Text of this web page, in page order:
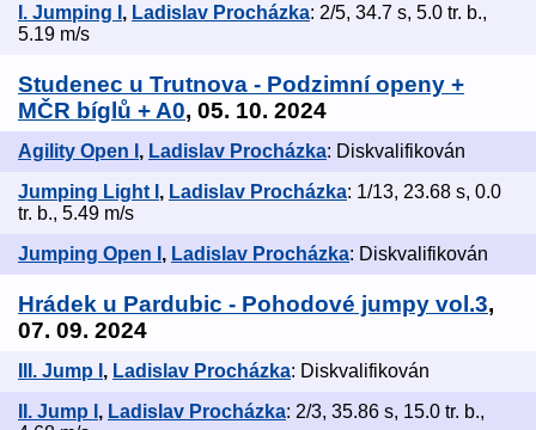
I. Jumping I , Ladislav Procházka: 2/5, 34.7 s, 5.0 tr. b.,
5.19 m/s
Studenec u Trutnova - Podzimní openy +
MČR bíglů + A0, 05. 10. 2024
Agility Open I , Ladislav Procházka: Diskvalifikován
Jumping Light I , Ladislav Procházka: 1/13, 23.68 s, 0.0
tr. b., 5.49 m/s
Jumping Open I , Ladislav Procházka: Diskvalifikován
Hrádek u Pardubic - Pohodové jumpy vol.3,
07. 09. 2024
III. Jump I , Ladislav Procházka: Diskvalifikován
II. Jump I , Ladislav Procházka: 2/3, 35.86 s, 15.0 tr. b.,